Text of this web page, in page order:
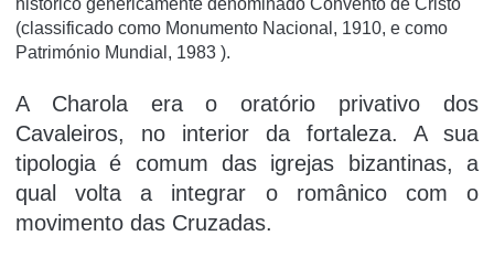
(classificado como Monumento Nacional, 1910, e como
Património Mundial, 1983 ).
A Charola era o oratório privativo dos
Cavaleiros, no interior da fortaleza. A sua
tipologia é comum das igrejas bizantinas, a
qual volta a integrar o românico com o
movimento das Cruzadas.